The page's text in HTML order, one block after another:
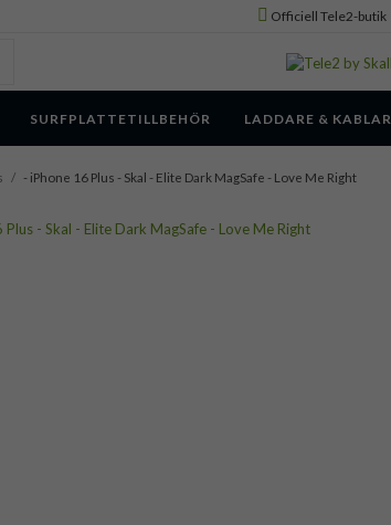
Officiell Tele2-butik
SURFPLATTETILLBEHÖR LADDARE & KABLAR
/ - iPhone 16 Plus - Skal - Elite Dark MagSafe - Love Me Right